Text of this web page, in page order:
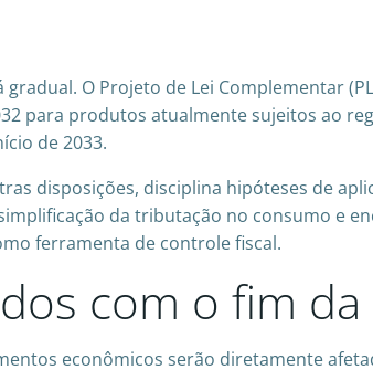
O Projeto de Lei Complementar
para produtos atualmente sujeitos ao
de 2033.
disposições, disciplina hipóteses de
da tributação no consumo e
ferramenta de controle fiscal.
com o fim
econômicos serão diretamente